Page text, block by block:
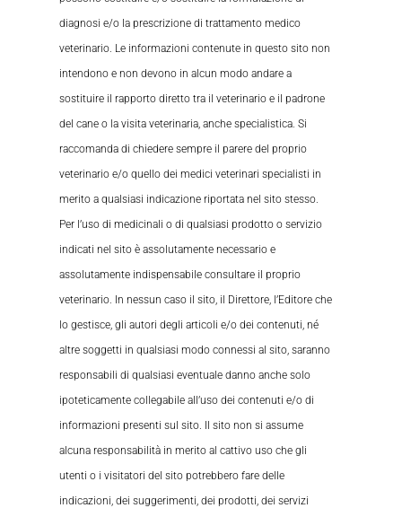
diagnosi e/o la prescrizione di trattamento medico
veterinario. Le informazioni contenute in questo sito non
intendono e non devono in alcun modo andare a
sostituire il rapporto diretto tra il veterinario e il padrone
del cane o la visita veterinaria, anche specialistica. Si
raccomanda di chiedere sempre il parere del proprio
veterinario e/o quello dei medici veterinari specialisti in
merito a qualsiasi indicazione riportata nel sito stesso.
Per l’uso di medicinali o di qualsiasi prodotto o servizio
indicati nel sito è assolutamente necessario e
assolutamente indispensabile consultare il proprio
veterinario. In nessun caso il sito, il Direttore, l’Editore che
lo gestisce, gli autori degli articoli e/o dei contenuti, né
altre soggetti in qualsiasi modo connessi al sito, saranno
responsabili di qualsiasi eventuale danno anche solo
ipoteticamente collegabile all’uso dei contenuti e/o di
informazioni presenti sul sito. Il sito non si assume
alcuna responsabilità in merito al cattivo uso che gli
utenti o i visitatori del sito potrebbero fare delle
indicazioni, dei suggerimenti, dei prodotti, dei servizi